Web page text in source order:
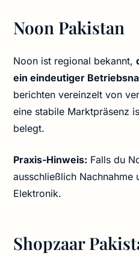
Noon Pakistan
Noon ist regional bekannt,
ein eindeutiger
berichten vereinzelt von
eine stabile Marktpräsenz
belegt.
Praxis‑Hinweis: Falls du
ausschließlich Nachnahme
Elektronik.
Shopzaar